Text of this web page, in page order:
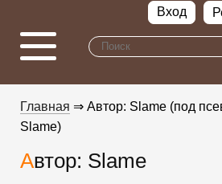
Вход
Главная ⇒ Автор: Slame (под
Slame)
Автор: Slame